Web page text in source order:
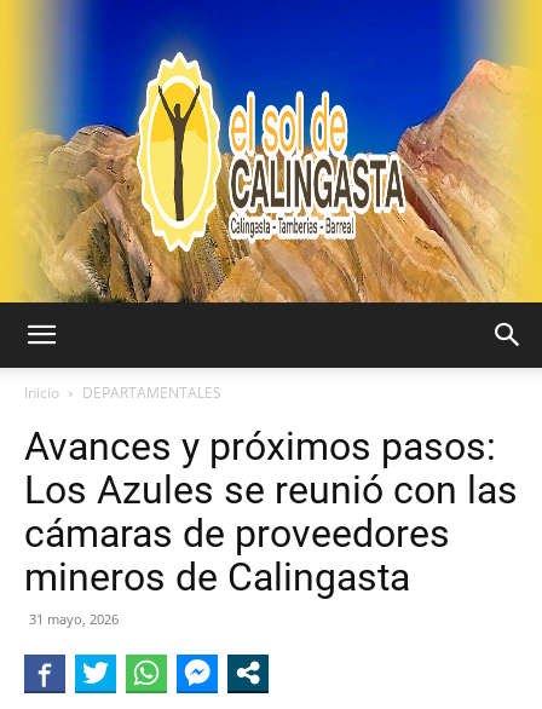
SOL
DE
Inicio DEPARTAMENTALES
Avances y próximos pasos:
Los Azules se reunió con las
cámaras de proveedores
mineros de Calingasta
31 mayo, 2026